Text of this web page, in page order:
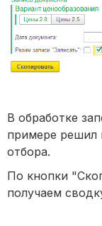
В обработке
примере решил
отбора.
По кнопки
получаем